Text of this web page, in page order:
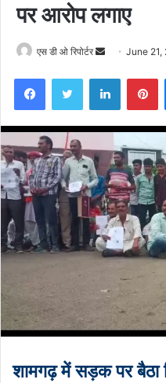
पर आरोप लगाए
एस डी ओ रिपोर्टर
Send June 21,
FacebookTwitter LinkedIn
शामगढ़ में सड़क पर बैठा